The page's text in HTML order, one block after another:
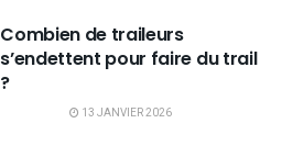
Combien de traileurs
s’endettent pour faire du trail
?
13 JANVIER 2026